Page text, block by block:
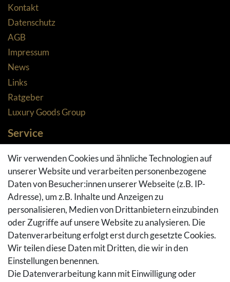
Kontakt
Datenschutz
AGB
Impressum
News
Links
Ratgeber
Luxury Goods Group
Service
Zahlungsarten
Versandarten & -kosten
Widerrufsrecht
Rückgaberecht
Vertrag widerrufen
Warenkorb
Hilfe
Social Media
Wir verwenden Cookies und ähnliche Technologien auf
unserer Website und verarbeiten personenbezogene
Daten von Besucher:innen unserer Webseite (z.B. IP-
Adresse), um z.B. Inhalte und Anzeigen zu
personalisieren, Medien von Drittanbietern einzubinden
oder Zugriffe auf unsere Website zu analysieren. Die
Datenverarbeitung erfolgt erst durch gesetzte Cookies.
Wir teilen diese Daten mit Dritten, die wir in den
Einstellungen benennen.
Die Datenverarbeitung kann mit Einwilligung oder